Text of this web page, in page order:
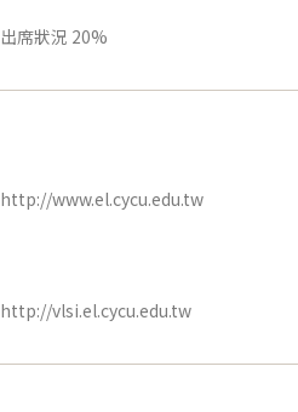
出席狀況 20%
http://www.el.cycu.edu.tw
http://vlsi.el.cycu.edu.tw